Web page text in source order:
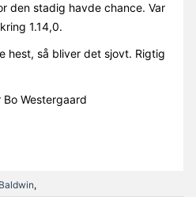
den stadig havde chance. Var
1.14,0.
hest, så bliver det sjovt. Rigtig
Westergaard
,